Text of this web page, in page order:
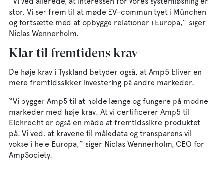
stor. Vi ser frem til at møde EV-communityet i München
og fortsætte med at opbygge relationer i Europa,” siger
Niclas Wennerholm.
Klar til fremtidens krav
De høje krav i Tyskland betyder også, at Amp5 bliver en
mere fremtidssikker investering på andre markeder.
“Vi bygger Amp5 til at holde længe og fungere på modne
markeder med høje krav. At vi certificerer Amp5 til
Eichrecht er også en måde at fremtidssikre produktet
på. Vi ved, at kravene til måledata og transparens vil
vokse i hele Europa,” siger Niclas Wennerholm, CEO for
AmpSociety.